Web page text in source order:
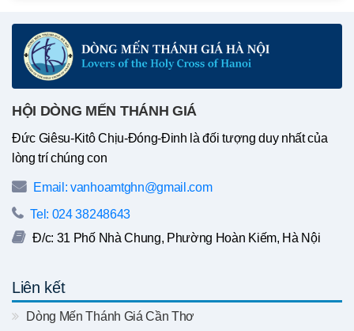
HỘI DÒNG MẾN THÁNH GIÁ
Đức Giêsu-Kitô Chịu-Đóng-Đinh là đối tượng duy nhất của
lòng trí chúng con
Email: vanhoamtghn@gmail.com
Tel: 024 38248643
Đ/c: 31 Phố Nhà Chung, Phường Hoàn Kiếm, Hà Nội
Liên kết
Dòng Mến Thánh Giá Cần Thơ